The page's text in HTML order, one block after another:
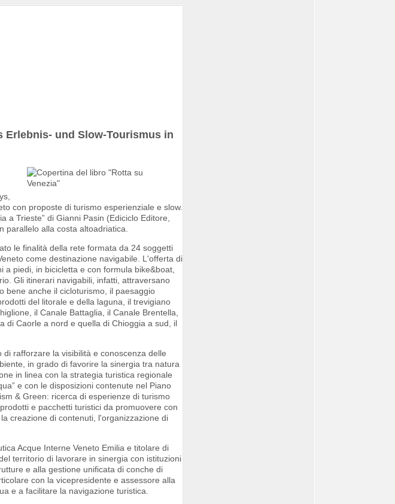
Erlebnis- und Slow-Tourismus in
con proposte di turismo esperienziale e slow.
a Trieste” di Gianni Pasin (Ediciclo Editore,
parallelo alla costa altoadriatica.
le finalità della rete formata da 24 soggetti
come destinazione navigabile. L'offerta di
piedi, in bicicletta e con formula bike&boat,
Gli itinerari navigabili, infatti, attraversano
bene anche il cicloturismo, il paesaggio
del litorale e della laguna, il trevigiano
il Canale Battaglia, il Canale Brentella,
di Caorle a nord e quella di Chioggia a sud, il
rafforzare la visibilità e conoscenza delle
in grado di favorire la sinergia tra natura
in linea con la strategia turistica regionale
e con le disposizioni contenute nel Piano
& Green: ricerca di esperienze di turismo
e pacchetti turistici da promuovere con
creazione di contenuti, l'organizzazione di
Acque Interne Veneto Emilia e titolare di
territorio di lavorare in sinergia con istituzioni
e alla gestione unificata di conche di
con la vicepresidente e assessore alla
e a facilitare la navigazione turistica.